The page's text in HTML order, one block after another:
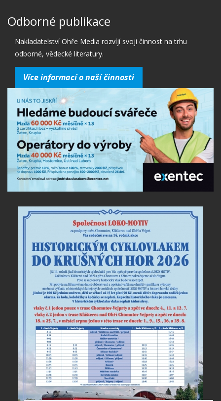
Odborné publikace
Nakladatelství Ohře Media rozvíjí svoji činnost na trhu
odborné, vědecké literatury.
Více informací o naší činnosti